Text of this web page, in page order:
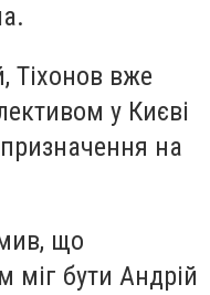
Тіхонов вже
у Києві
на
що
міг бути Андрій